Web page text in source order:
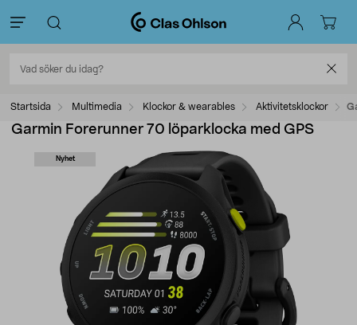
Startsida Multimedia Klockor & wearables Aktivitetsklockor
Garmin Forerunner 70 löparklocka med GPS
Nyhet